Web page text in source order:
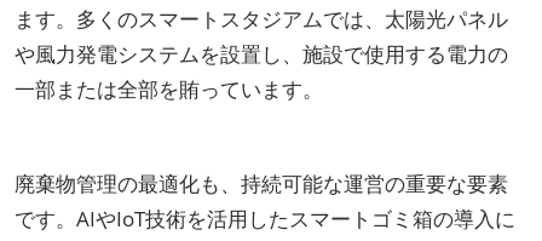
ます。多くのスマートスタジアムでは、太陽光パネル
や風力発電システムを設置し、施設で使用する電力の
一部または全部を賄っています。
廃棄物管理の最適化も、持続可能な運営の重要な要素
です。AIやIoT技術を活用したスマートゴミ箱の導入に